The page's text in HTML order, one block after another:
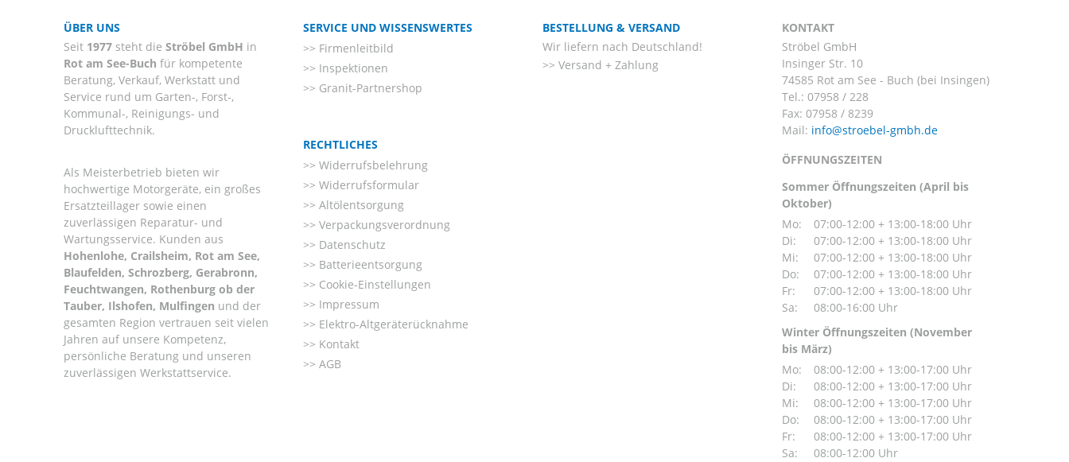
ÜBER UNS
Seit 1977 steht die Ströbel GmbH in
Rot am See-Buch für kompetente
Beratung, Verkauf, Werkstatt und
Service rund um Garten-, Forst-,
Kommunal-, Reinigungs- und
Drucklufttechnik.
Als Meisterbetrieb bieten wir
hochwertige Motorgeräte, ein großes
Ersatzteillager sowie einen
zuverlässigen Reparatur- und
Wartungsservice. Kunden aus
Hohenlohe, Crailsheim, Rot am See,
Blaufelden, Schrozberg, Gerabronn,
Feuchtwangen, Rothenburg ob der
Tauber, Ilshofen, Mulfingen und der
gesamten Region vertrauen seit vielen
Jahren auf unsere Kompetenz,
persönliche Beratung und unseren
zuverlässigen Werkstattservice.
SERVICE UND WISSENSWERTES
Firmenleitbild
Inspektionen
Granit-Partnershop
RECHTLICHES
Widerrufsbelehrung
Widerrufsformular
Altölentsorgung
Verpackungsverordnung
Datenschutz
Batterieentsorgung
Cookie-Einstellungen
Impressum
Elektro-Altgeräterücknahme
Kontakt
AGB
BESTELLUNG & VERSAND
Wir liefern nach Deutschland!
Versand + Zahlung
KONTAKT
Ströbel GmbH
Insinger Str. 10
74585 Rot am See - Buch (bei Insingen)
Tel.: 07958 / 228
Fax: 07958 / 8239
Mail:
ÖFFNUNGSZEITEN
Sommer Öffnungszeiten (April bis
Oktober)
Mo:
07:00-12:00 + 13:00-18:00 Uhr
Di:
07:00-12:00 + 13:00-18:00 Uhr
Mi:
07:00-12:00 + 13:00-18:00 Uhr
Do:
07:00-12:00 + 13:00-18:00 Uhr
Fr:
07:00-12:00 + 13:00-18:00 Uhr
Sa:
08:00-16:00 Uhr
Winter Öffnungszeiten (November
bis März)
Mo:
08:00-12:00 + 13:00-17:00 Uhr
Di:
08:00-12:00 + 13:00-17:00 Uhr
Mi:
08:00-12:00 + 13:00-17:00 Uhr
Do:
08:00-12:00 + 13:00-17:00 Uhr
Fr:
08:00-12:00 + 13:00-17:00 Uhr
Sa:
08:00-12:00 Uhr